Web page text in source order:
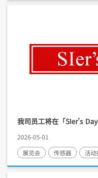
我司员工将在「SIer's
2026-05-01
展览会
传感器 活动